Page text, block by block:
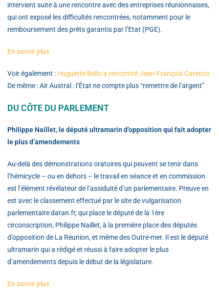
intervient suite à une rencontre avec des entreprises réunionnaises,
qui ont exposé les difficultés rencontrées, notamment pour le
remboursement des prêts garantis par l’Etat (PGE).
En savoir plus
Voir également : Huguette Bello a rencontré Jean-François Carenco
De même : Air Austral : l’État ne compte plus “remettre de l’argent”
DU CÔTE DU PARLEMENT
Philippe Naillet, le député ultramarin d’opposition qui fait adopter
le plus d’amendements
Au-delà des démonstrations oratoires qui peuvent se tenir dans
l’hémicycle – ou en dehors – le travail en séance et en commission
est l’élément révélateur de l’assiduité d’un parlementaire. Preuve en
est avec le classement effectué par le site de vulgarisation
parlementaire datan.fr, qui place le député de la 1ère
circonscription, Philippe Naillet, à la première place des députés
d’opposition de La Réunion, et même des Outre-mer. Il est le député
ultramarin qui a rédigé et réussi à faire adopter le plus
d’amendements depuis le début de la législature.
En savoir plus